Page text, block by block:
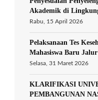
Akademik di
Rabu, 15 April 2026
Pelaksanaan Tes
Mahasiswa Baru Jalur
Selasa, 31 Maret 2026
KLARIFIKASI
PEMBANGUNAN